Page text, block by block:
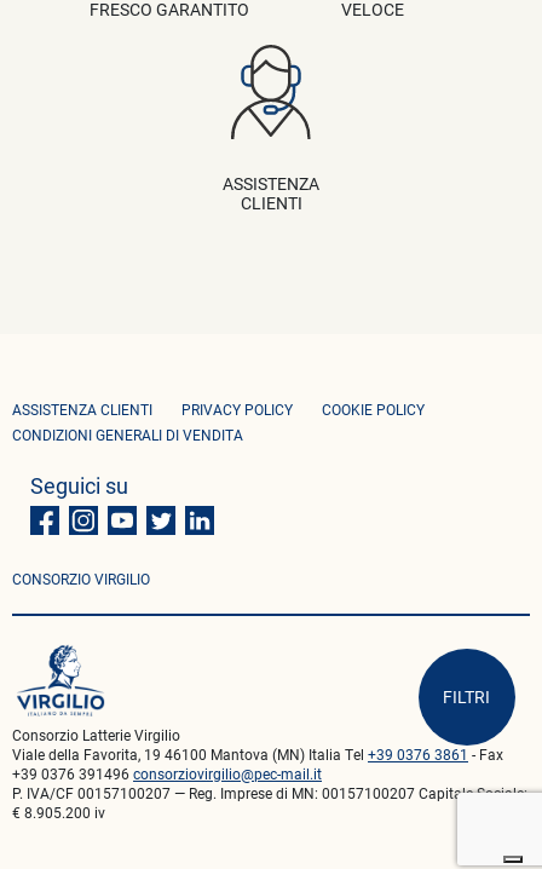
FILTRI
FRESCO GARANTITO
VELOCE
ASSISTENZA
CLIENTI
ASSISTENZA CLIENTI PRIVACY POLICY
COOKIE POLICY
CONDIZIONI GENERALI DI VENDITA
Seguici su
CONSORZIO VIRGILIO
Consorzio Latterie Virgilio
Viale della Favorita, 19 46100 Mantova (MN) Italia Tel +39 0376 3861 - Fax
+39 0376 391496consorziovirgilio@pec-mail.it
P. IVA/CF 00157100207 — Reg. Imprese di MN: 00157100207 Capitale Sociale:
€ 8.905.200 iv